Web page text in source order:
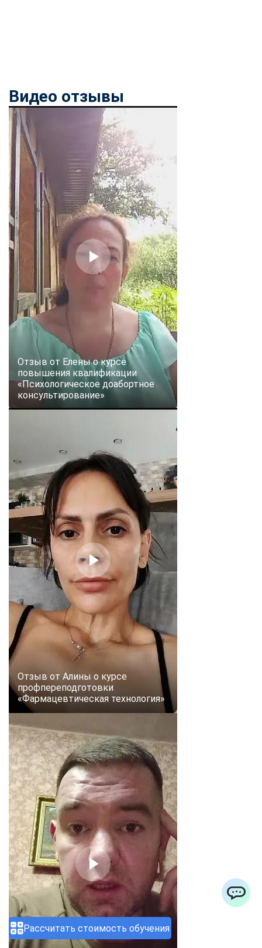
Рассчитать стоимость обучения
Видео отзывы
Отзыв от Елены о курсе
повышения квалификации
«Психологическое доабортное
консультирование»
Отзыв от Алины о курсе
профпереподготовки
«Фармацевтическая технология»
Мессенджеры
Свяжитесь с нами через любой удобный мессенджер!
Telegram WhatsApp
Vkontakte EMail
Max
ChatApp